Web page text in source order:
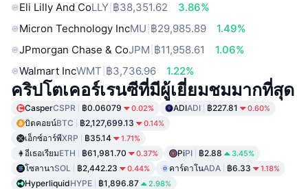
Eli Lilly And CoLLY ฿38,351.62
3.86%
Micron Technology IncMU ฿29,985.89
1.49%
JPmorgan Chase & CoJPM ฿11,958.61
1.06%
Walmart IncWMT ฿3,736.96 1.22%
คริปโตเคอร์เรนซีที่มีผู้เยี่ยมชมมากที่สุด
CasperCSPR ฿0.06079 0.02% ADIADI ฿227.81 0.60%
บิตคอยน์BTC ฿2,127,699.13 0.14%
เอ็กซ์อาร์พีXRP ฿35.14 1.71%
อีเธอเรียมETH ฿61,981.70 0.37% PiPI ฿2.88 3.45%
โซลานาSOL ฿2,442.23 0.44% คาร์ดาโนADA ฿6.33 1.18%
HyperliquidHYPE ฿1,896.87 2.98%